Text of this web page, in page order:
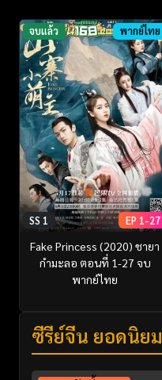
จบแล้ว พากย์ไทย
SS 1 EP 1-27
Fake Princess (2020) ชายา
กำมะลอ ตอนที่ 1-27 จบ
พากย์ไทย
ซีรี่ย์จีน ยอดนิยม